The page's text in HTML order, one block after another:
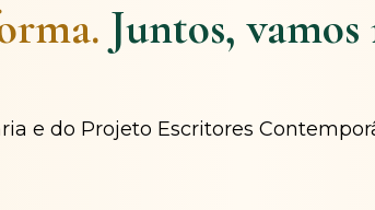
Juntos, vamos
e do Projeto Escritores